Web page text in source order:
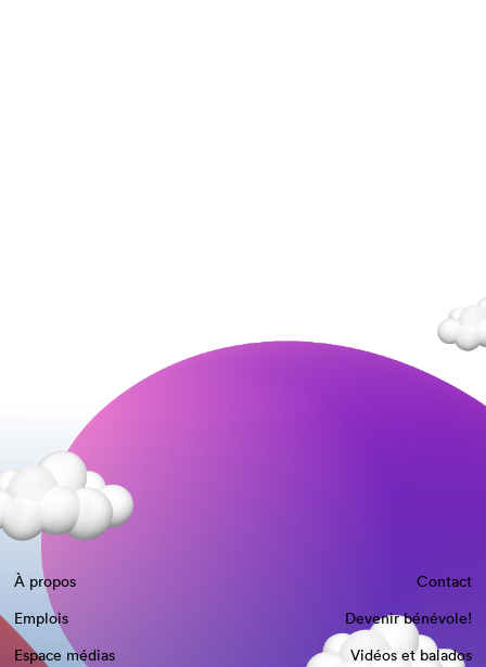
À propos
Contact
Emplois
Devenir bénévole!
Espace médias
Vidéos et balados